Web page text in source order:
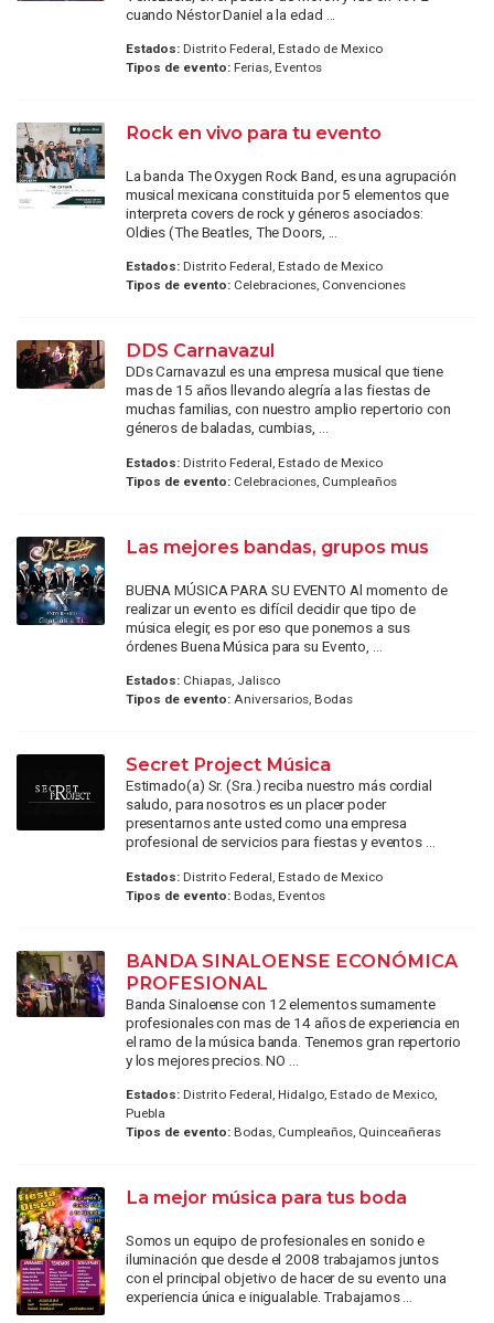
cuando Néstor Daniel a la edad ...
Estados:Distrito Federal, Estado de Mexico
Tipos de evento:Ferias, Eventos
Rock en vivo para tu evento
La banda The Oxygen Rock Band, es una agrupación
musical mexicana constituida por 5 elementos que
interpreta covers de rock y géneros asociados:
Oldies (The Beatles, The Doors, ...
Estados:Distrito Federal, Estado de Mexico
Tipos de evento:Celebraciones, Convenciones
DDS Carnavazul
DDs Carnavazul es una empresa musical que tiene
mas de 15 años llevando alegría a las fiestas de
muchas familias, con nuestro amplio repertorio con
géneros de baladas, cumbias, ...
Estados:Distrito Federal, Estado de Mexico
Tipos de evento:Celebraciones, Cumpleaños
Las mejores bandas, grupos mus
BUENA MÚSICA PARA SU EVENTO Al momento de
realizar un evento es difícil decidir que tipo de
música elegir, es por eso que ponemos a sus
órdenes Buena Música para su Evento, ...
Estados:Chiapas, Jalisco
Tipos de evento:Aniversarios, Bodas
Secret Project Música
Estimado(a) Sr. (Sra.) reciba nuestro más cordial
saludo, para nosotros es un placer poder
presentarnos ante usted como una empresa
profesional de servicios para fiestas y eventos ...
Estados:Distrito Federal, Estado de Mexico
Tipos de evento:Bodas, Eventos
BANDA SINALOENSE ECONÓMICA
PROFESIONAL
Banda Sinaloense con 12 elementos sumamente
profesionales con mas de 14 años de experiencia en
el ramo de la música banda. Tenemos gran repertorio
y los mejores precios. NO ...
Estados:Distrito Federal, Hidalgo, Estado de Mexico,
Puebla
Tipos de evento:Bodas, Cumpleaños, Quinceañeras
La mejor música para tus boda
Somos un equipo de profesionales en sonido e
iluminación que desde el 2008 trabajamos juntos
con el principal objetivo de hacer de su evento una
experiencia única e inigualable. Trabajamos ...